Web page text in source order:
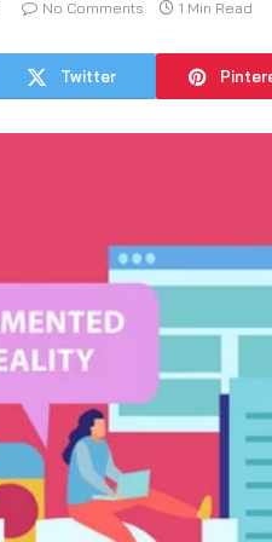
No Comments 1 Min Read
Twitter